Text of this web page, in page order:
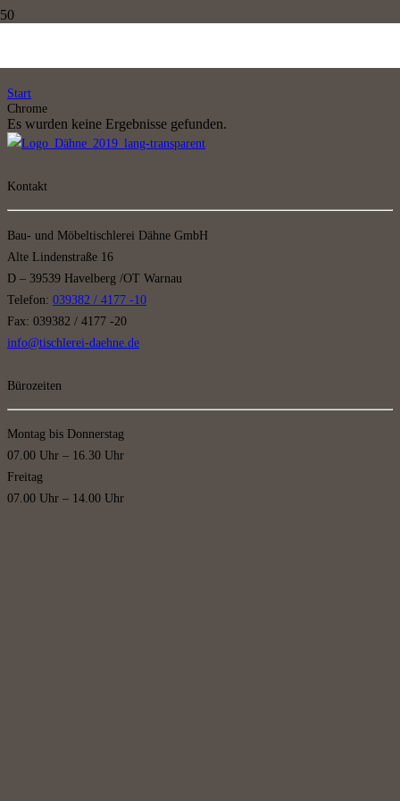
Start
Chrome
Es wurden keine Ergebnisse gefunden.
Kontakt
Bau- und Möbeltischlerei Dähne GmbH
Alte Lindenstraße 16
D – 39539 Havelberg /OT Warnau
Telefon: 039382 / 4177 -10
Fax: 039382 / 4177 -20
info@tischlerei-daehne.de
Bürozeiten
Montag bis Donnerstag
07.00 Uhr – 16.30 Uhr
Freitag
07.00 Uhr – 14.00 Uhr